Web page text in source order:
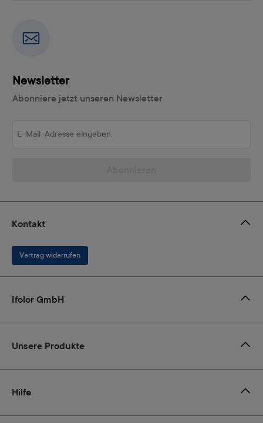
Newsletter
Abonniere jetzt unseren Newsletter
Kontakt
Vertrag widerrufen
Ifolor GmbH
Unsere Produkte
Hilfe